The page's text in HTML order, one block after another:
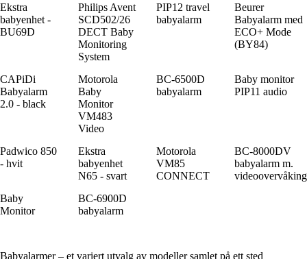
Ekstra
babyenhet -
BU69D
Philips Avent
SCD502/26
DECT Baby
Monitoring
System
PIP12 travel
babyalarm
Beurer
Babyalarm med
ECO+ Mode
(BY84)
CAPiDi
Babyalarm
2.0 - black
Motorola
Baby
Monitor
VM483
Video
BC-6500D
babyalarm
Baby monitor
PIP11 audio
Padwico 850
- hvit
Ekstra
babyenhet
N65 - svart
Motorola
VM85
CONNECT
BC-8000DV
babyalarm m.
videoovervåking
Baby
Monitor
BC-6900D
babyalarm
Babyalarmer – et variert utvalg av modeller samlet på ett sted